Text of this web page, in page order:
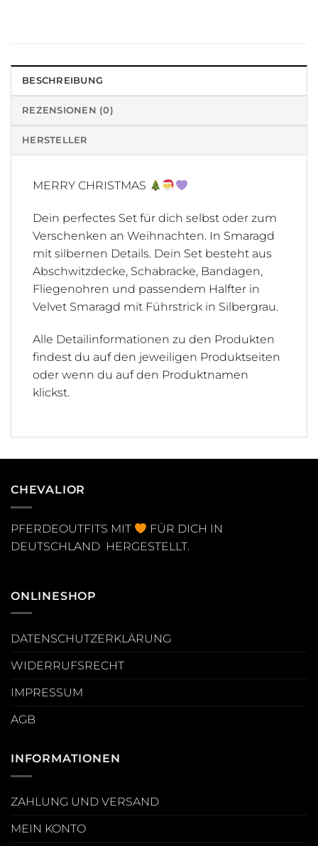
BESCHREIBUNG
REZENSIONEN (0)
HERSTELLER
MERRY CHRISTMAS
Dein perfectes Set für dich selbst oder zum
Verschenken an Weihnachten. In Smaragd
mit silbernen Details. Dein Set besteht aus
Abschwitzdecke, Schabracke, Bandagen,
Fliegenohren und passendem Halfter in
Velvet Smaragd mit Führstrick in Silbergrau.
Alle Detailinformationen zu den Produkten
findest du auf den jeweiligen Produktseiten
oder wenn du auf den Produktnamen
klickst.
CHEVALIOR
PFERDEOUTFITS MIT
FÜR DICH IN
DEUTSCHLAND HERGESTELLT.
ONLINESHOP
DATENSCHUTZERKLÄRUNG
WIDERRUFSRECHT
IMPRESSUM
AGB
INFORMATIONEN
ZAHLUNG UND VERSAND
MEIN KONTO